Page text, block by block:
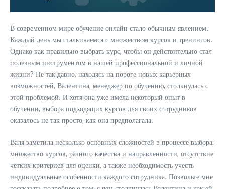
В современном мире обучение онлайн стало обычным явлением.
Каждый день мы сталкиваемся с множеством курсов и тренингов.
Однако как правильно выбрать курс, чтобы он действительно стал
полезным инструментом в нашей профессиональной и личной
жизни? Не так давно, находясь на пороге новых карьерных
возможностей, Валентина, менеджер по обучению, столкнулась с
этой проблемой. И хотя она уже имела некоторый опыт в
обучении, выбора подходящих курсов для своих сотрудников
оказалось не так просто, как она предполагала.
Валя заметила несколько основных сложностей в процессе выбора:
множество курсов, разного качества и направленности, отсутствие
четких критериев для оценки, а также необходимость учесть
индивидуальные особенности каждого сотрудника. Позвольте мне